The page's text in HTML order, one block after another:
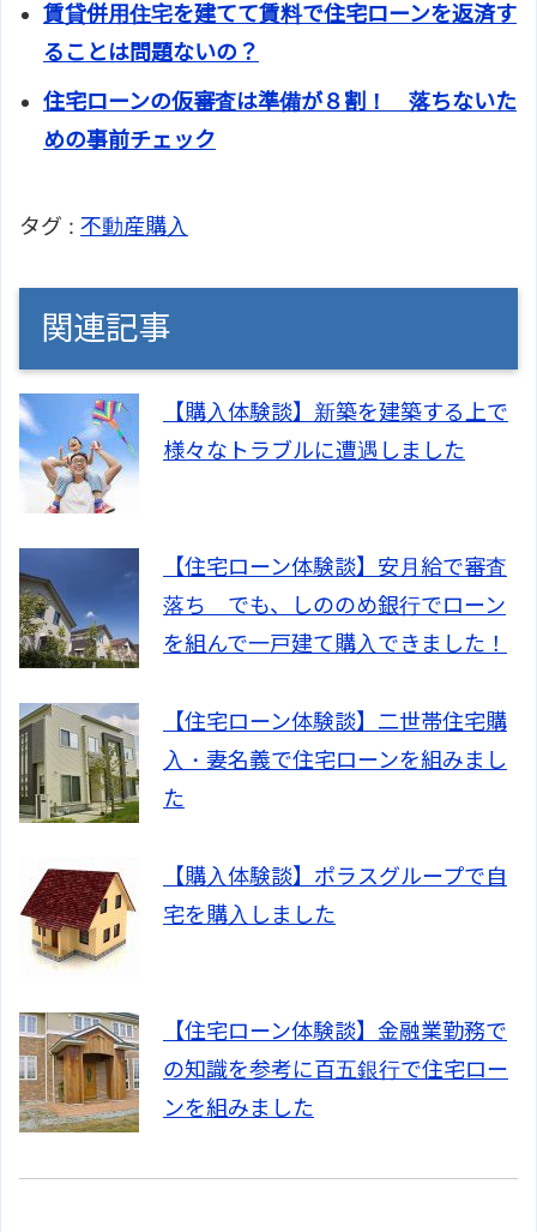
賃貸併用住宅を建てて賃料で住宅ローンを返済す
ることは問題ないの？
住宅ローンの仮審査は準備が８割！ 落ちないた
めの事前チェック
タグ : 不動産購入
関連記事
【購入体験談】新築を建築する上で
様々なトラブルに遭遇しました
【住宅ローン体験談】安月給で審査
落ち でも、しののめ銀行でローン
を組んで一戸建て購入できました！
【住宅ローン体験談】二世帯住宅購
入・妻名義で住宅ローンを組みまし
た
【購入体験談】ポラスグループで自
宅を購入しました
【住宅ローン体験談】金融業勤務で
の知識を参考に百五銀行で住宅ロー
ンを組みました